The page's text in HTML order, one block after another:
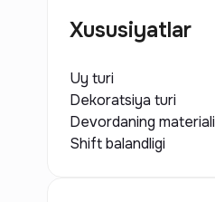
Xususiyatlar
Uy turi
Dekoratsiya turi
Devordaning materiali
Shift balandligi